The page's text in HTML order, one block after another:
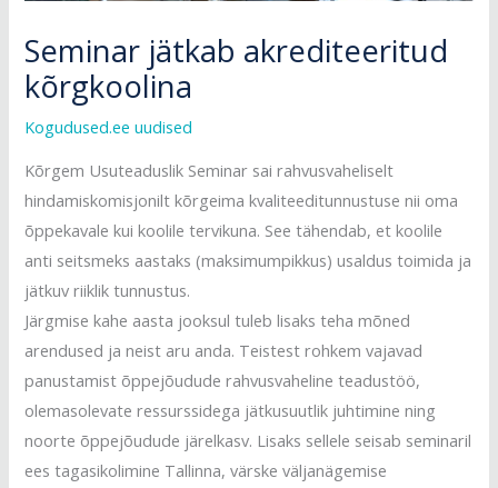
Seminar jätkab akrediteeritud
kõrgkoolina
Kogudused.ee uudised
Kõrgem Usuteaduslik Seminar sai rahvusvaheliselt
hindamiskomisjonilt kõrgeima kvaliteeditunnustuse nii oma
õppekavale kui koolile tervikuna. See tähendab, et koolile
anti seitsmeks aastaks (maksimumpikkus) usaldus toimida ja
jätkuv riiklik tunnustus.
Järgmise kahe aasta jooksul tuleb lisaks teha mõned
arendused ja neist aru anda. Teistest rohkem vajavad
panustamist õppejõudude rahvusvaheline teadustöö,
olemasolevate ressurssidega jätkusuutlik juhtimine ning
noorte õppejõudude järelkasv. Lisaks sellele seisab seminaril
ees tagasikolimine Tallinna, värske väljanägemise